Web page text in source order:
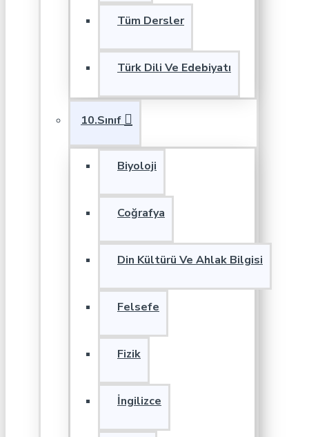
Tüm Dersler
Türk Dili Ve Edebiyatı
10.Sınıf
Biyoloji
Coğrafya
Din Kültürü Ve Ahlak Bilgisi
Felsefe
Fizik
İngilizce